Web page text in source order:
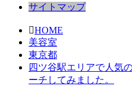
サイトマップ
HOME
美容室
東京都
四ツ谷駅エリアで人気
ーチしてみました。